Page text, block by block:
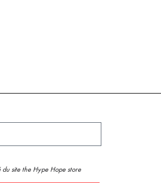
du site the Hype Hope store